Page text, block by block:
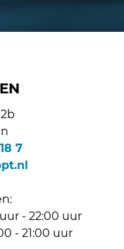
7
- 22:00 uur
- 21:00 uur